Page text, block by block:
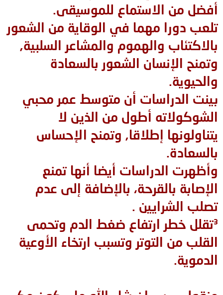
أفضل من الاستماع للموسيقى.
تلعب دورا مهما في الوقاية من الشعور
بالاكتئاب والهموم والمشاعر السلبية,
وتمنح الإنسان الشعور بالسعادة
والحيوية.
بينت الدراسات أن متوسط عمر محبي
الشوكولاته أطول من الذين لا
يتناولونها إطلاقا, وتمنح الإحساس
بالسعادة.
وأظهرت الدراسات أيضا أنها تمنع
الإصابة بالقرحة، بالإضافة إلى عدم
تصلب الشرايين .
³تقلل خطر ارتفاع ضغط الدم وتحمى
القلب من التوتر وتسبب ارتخاء الأوعية
الدموية.